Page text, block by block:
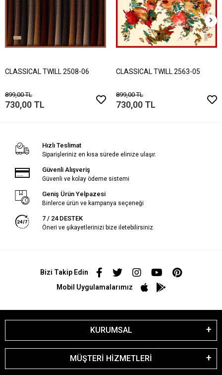
CLASSICAL TWILL 2508-06
899,00 TL
730,00 TL
CLASSICAL TWILL 2563-05
899,00 TL
730,00 TL
Hızlı Teslimat
Siparişleriniz en kısa sürede elinize ulaşır.
Güvenli Alışveriş
Güvenli ve kolay ödeme sistemi
Geniş Ürün Yelpazesi
Binlerce ürün ve kampanya seçeneği
7 / 24 DESTEK
Öneri ve şikayetlerinizi bize iletebilirsiniz.
Bizi Takip Edin
Mobil Uygulamalarımız
KURUMSAL
MÜŞTERİ HİZMETLERİ